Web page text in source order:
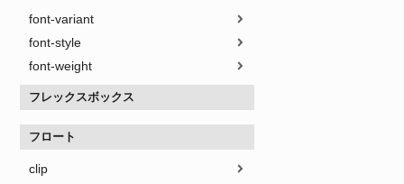
font-variant
font-style
font-weight
フレックスボックス
フロート
clip